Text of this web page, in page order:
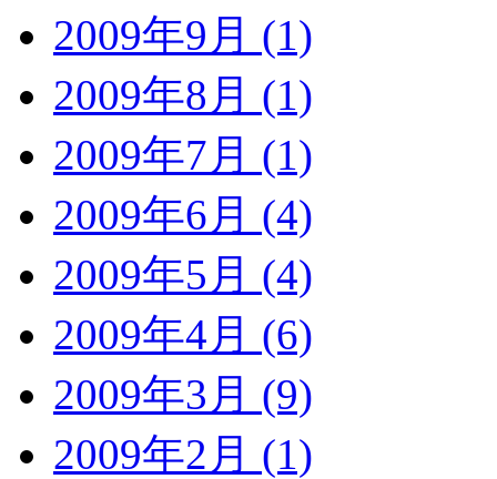
2009年9月 (1)
2009年8月 (1)
2009年7月 (1)
2009年6月 (4)
2009年5月 (4)
2009年4月 (6)
2009年3月 (9)
2009年2月 (1)